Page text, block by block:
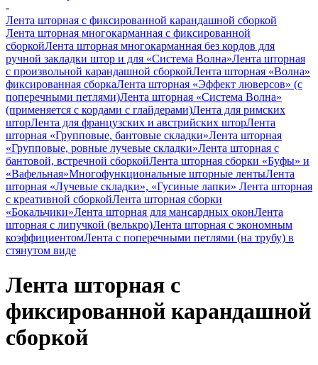
-
Лента шторная с фиксированной карандашной сборкой
Лента шторная многокарманная с фиксированной
сборкойЛента шторная многокарманная без кордов для
ручной закладки штор и для «Система Волна»Лента шторная
с произвольной карандашной сборкойЛента шторная «Волна»
фиксированная сборкаЛента шторная «Эффект люверсов» (с
поперечными петлями)Лента шторная «Система Волна»
(применяется с кордами с глайдерами)Лента для римских
шторЛента для французских и австрийских шторЛента
шторная «Групповые, бантовые складки»Лента шторная
«Групповые, ровные лучевые складки»Лента шторная с
бантовой, встречной сборкойЛента шторная сборки «Буфы» и
«Вафельная»Многофункциональные шторные лентыЛента
шторная «Лучевые складки», «Гусиные лапки» Лента шторная
с креативной сборкойЛента шторная сборки
«Бокальчики»Лента шторная для мансардных оконЛента
шторная с липучкой (велькро)Лента шторная с экономным
коэффициентомЛента с поперечными петлями (на трубу) в
стянутом виде
Лента шторная с
фиксированной карандашной
сборкой